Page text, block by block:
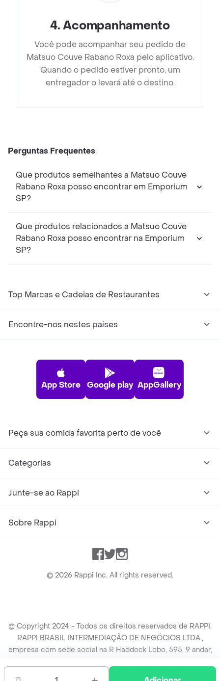
4.Acompanhamento
Você pode acompanhar seu pedido de
Matsuo Couve Rabano Roxa pelo aplicativo.
Quando o pedido estiver pronto, um
entregador o levará até o destino.
Perguntas Frequentes
Que produtos semelhantes a Matsuo Couve
Rabano Roxa posso encontrar em Emporium
SP?
Que produtos relacionados a Matsuo Couve
Rabano Roxa posso encontrar na Emporium
SP?
Top Marcas e Cadeias de Restaurantes
Encontre-nos nestes países
App Store Google play AppGallery
Peça sua comida favorita perto de você
Categorias
Junte-se ao Rappi
Sobre Rappi
Facebook
TwitterInstagram
© 2026 Rappi Inc. All rights reserved.
© Copyright 2024 - Todos os direitos reservados de RAPPI.
RAPPI BRASIL INTERMEDIAÇÃO DE NEGÓCIOS LTDA.,
empresa com sede social na R Haddock Lobo, 595, 9 andar,